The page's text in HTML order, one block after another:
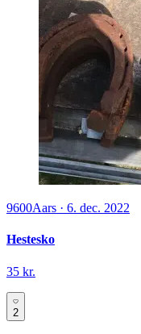
9600Aars · 6. dec. 2022
Hestesko
35 kr.
2